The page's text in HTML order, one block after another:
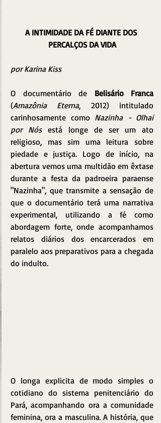
A INTIMIDADE DA FÉ DIANTE DOS
PERCALÇOS DA VIDA
por Karina Kiss
O documentário de Belisário Franca
(Amazônia Eterna, 2012) intitulado
carinhosamente como Nazinha - Olhai
por Nós está longe de ser um ato
religioso, mas sim uma leitura sobre
piedade e justiça. Logo de início, na
abertura vemos uma multidão em êxtase
durante a festa da padroeira paraense
"Nazinha", que transmite a sensação de
que o documentário terá uma narrativa
experimental, utilizando a fé como
abordagem forte, onde acompanhamos
relatos diários dos encarcerados em
paralelo aos preparativos para a chegada
do indulto.
O longa explicita de modo simples o
cotidiano do sistema penitenciário do
Pará, acompanhando ora a comunidade
feminina, ora a masculina. A história, que